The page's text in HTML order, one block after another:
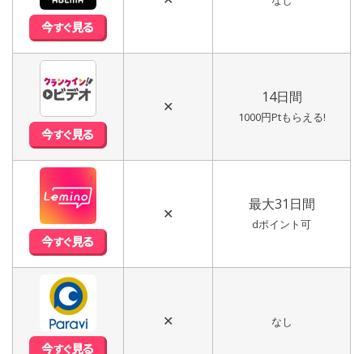
✕
14日間
1000円Ptもらえる!
✕
最大31日間
dポイント可
✕ なし